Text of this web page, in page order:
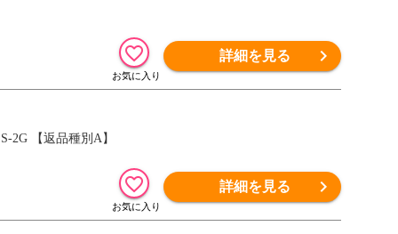
詳細を見る
2G 【返品種別A】
詳細を見る